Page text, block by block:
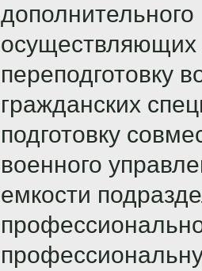
переподготовку
гражданских
подготовку
военного
емкости